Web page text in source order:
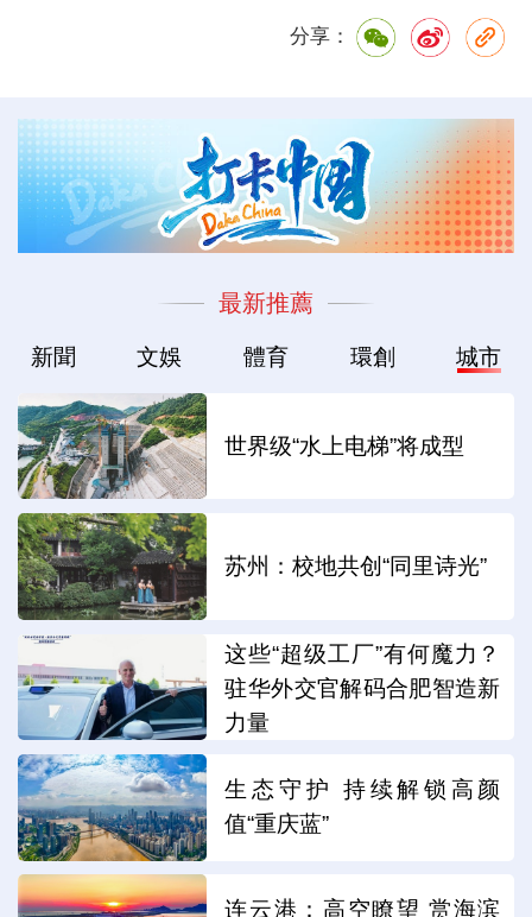
分享：
最新推薦
新聞 文娛 體育 環創 城市
世界级“水上电梯”将成型
苏州：校地共创“同里诗光”
这些“超级工厂”有何魔力？
驻华外交官解码合肥智造新
力量
生态守护 持续解锁高颜
值“重庆蓝”
连云港：高空瞭望 赏海滨